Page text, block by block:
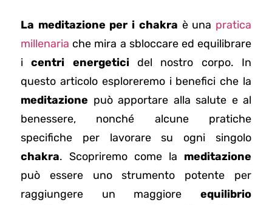
La meditazione per i chakra è una pratica
millenaria che mira a sbloccare ed equilibrare
icentri energeticidel nostro corpo. In
questo articolo esploreremo i benefici che la
meditazione può apportare alla salute e al
benessere, nonché alcune pratiche
specifiche per lavorare su ogni singolo
chakra. Scopriremo come la meditazione
può essere uno strumento potente per
raggiungere un maggiore equilibrio